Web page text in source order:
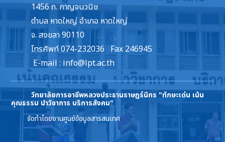
1456 ถ. กาญจนวนิช
ตำบล หาดใหญ่ อำเภอ หาดใหญ่
จ. สงขลา 90110
โทรศัพท์ 074-232036 Fax 246945
E-mail : info@lpt.ac.th
วิทยาลัยการอาชีพหลวงประธานราษฎร์นิกร "ทักษะเด่น เน้น
คุณธรรม นำวิชาการ บริการสังคม"
จัดทำโดยงานศูนย์ข้อมูลสารสนเทศ